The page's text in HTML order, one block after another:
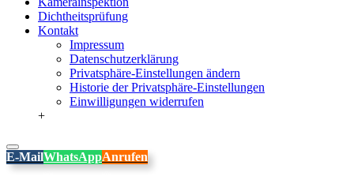
Dichtheitsprüfung
Kontakt
Impressum
Datenschutzerklärung
Privatsphäre-Einstellungen ändern
Historie der Privatsphäre-Einstellungen
Einwilligungen widerrufen
+
E-MailWhatsAppAnrufen